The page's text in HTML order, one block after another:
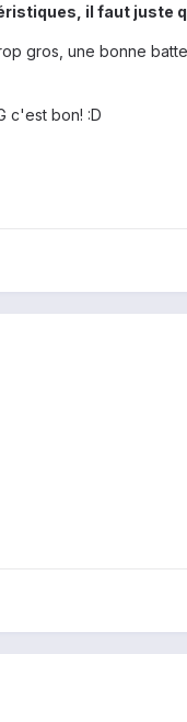
il faut juste
gros, une bonne
c'est bon! :D